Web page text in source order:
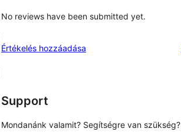
No reviews have been submitted yet.
Értékelés hozzáadása
Support
Mondanánk valamit? Segítségre van szükség?